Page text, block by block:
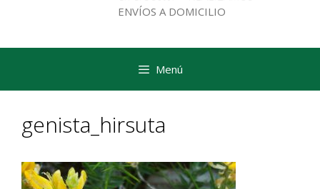
ENVÍOS A DOMICILIO
Menú
genista_hirsuta